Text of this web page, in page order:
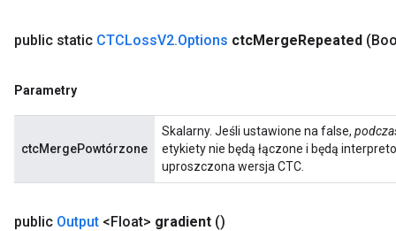
public static CTCLossV2.Options ctcMergeRepeated
Parametry
ctcMergePowtórzone
Skalarny. Jeśli ustawione na false,
etykiety nie będą łączone i będą
uproszczona wersja CTC.
public Output <Float> gradient ()